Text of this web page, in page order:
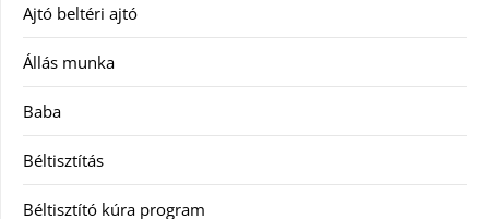
Ajtó beltéri ajtó
Állás munka
Baba
Béltisztítás
Béltisztító kúra program